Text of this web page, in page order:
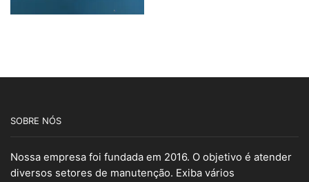
SOBRE NÓS
Nossa empresa foi fundada em 2016. O objetivo é atender
diversos setores de manutenção. Exiba vários